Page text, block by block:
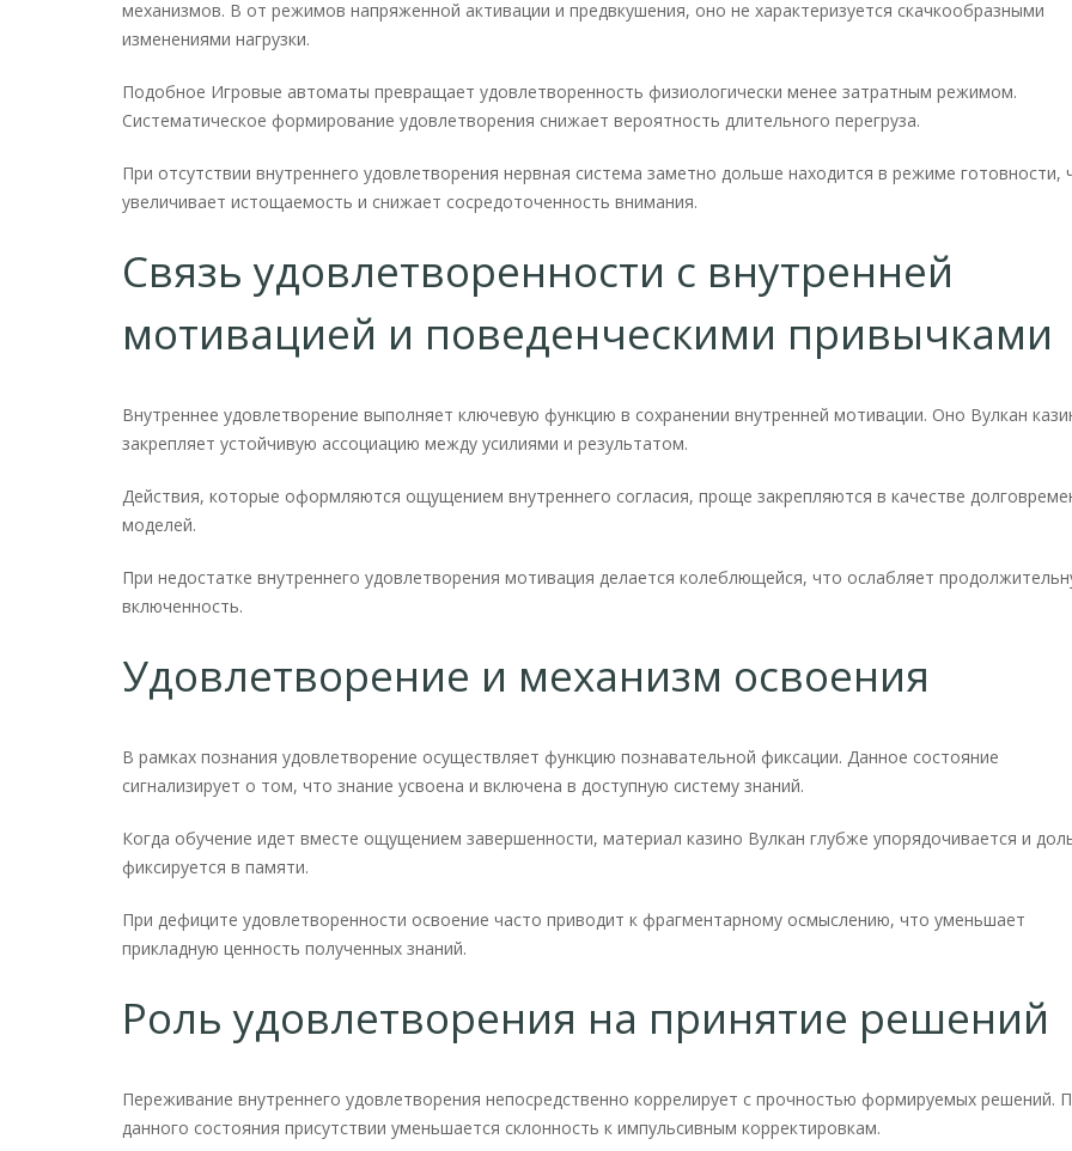
механизмов. В от режимов напряженной активации и предвкушения, оно не характеризуется скачкообразными
изменениями нагрузки.
Подобное Игровые автоматы превращает удовлетворенность физиологически менее затратным режимом.
Систематическое формирование удовлетворения снижает вероятность длительного перегруза.
При отсутствии внутреннего удовлетворения нервная система заметно дольше находится в режиме готовности,
увеличивает истощаемость и снижает сосредоточенность внимания.
Связь удовлетворенности с внутренней
мотивацией и поведенческими привычками
Внутреннее удовлетворение выполняет ключевую функцию в сохранении внутренней мотивации. Оно Вулкан
закрепляет устойчивую ассоциацию между усилиями и результатом.
Действия, которые оформляются ощущением внутреннего согласия, проще закрепляются в качестве
моделей.
При недостатке внутреннего удовлетворения мотивация делается колеблющейся, что ослабляет
включенность.
Удовлетворение и механизм освоения
В рамках познания удовлетворение осуществляет функцию познавательной фиксации. Данное состояние
сигнализирует о том, что знание усвоена и включена в доступную систему знаний.
Когда обучение идет вместе ощущением завершенности, материал казино Вулкан глубже упорядочивается и
фиксируется в памяти.
При дефиците удовлетворенности освоение часто приводит к фрагментарному осмыслению, что уменьшает
прикладную ценность полученных знаний.
Роль удовлетворения на принятие решений
Переживание внутреннего удовлетворения непосредственно коррелирует с прочностью формируемых решений.
данного состояния присутствии уменьшается склонность к импульсивным корректировкам.